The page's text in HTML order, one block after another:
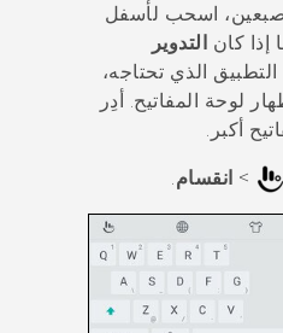
اسحب لأسفل
كان التدوير
الذي تحتاجه،
لوحة المفاتيح. أدِر
أكبر.
> انقسام.